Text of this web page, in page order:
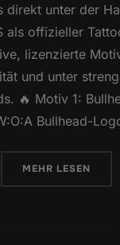
direkt unter der
als offizieller
lizenzierte
und unter
🔥 Motiv 1:
Bullhead-
MEHR ÜBER
LESEN